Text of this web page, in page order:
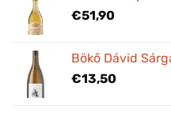
€51,90
Bökő Dávid
€13,50